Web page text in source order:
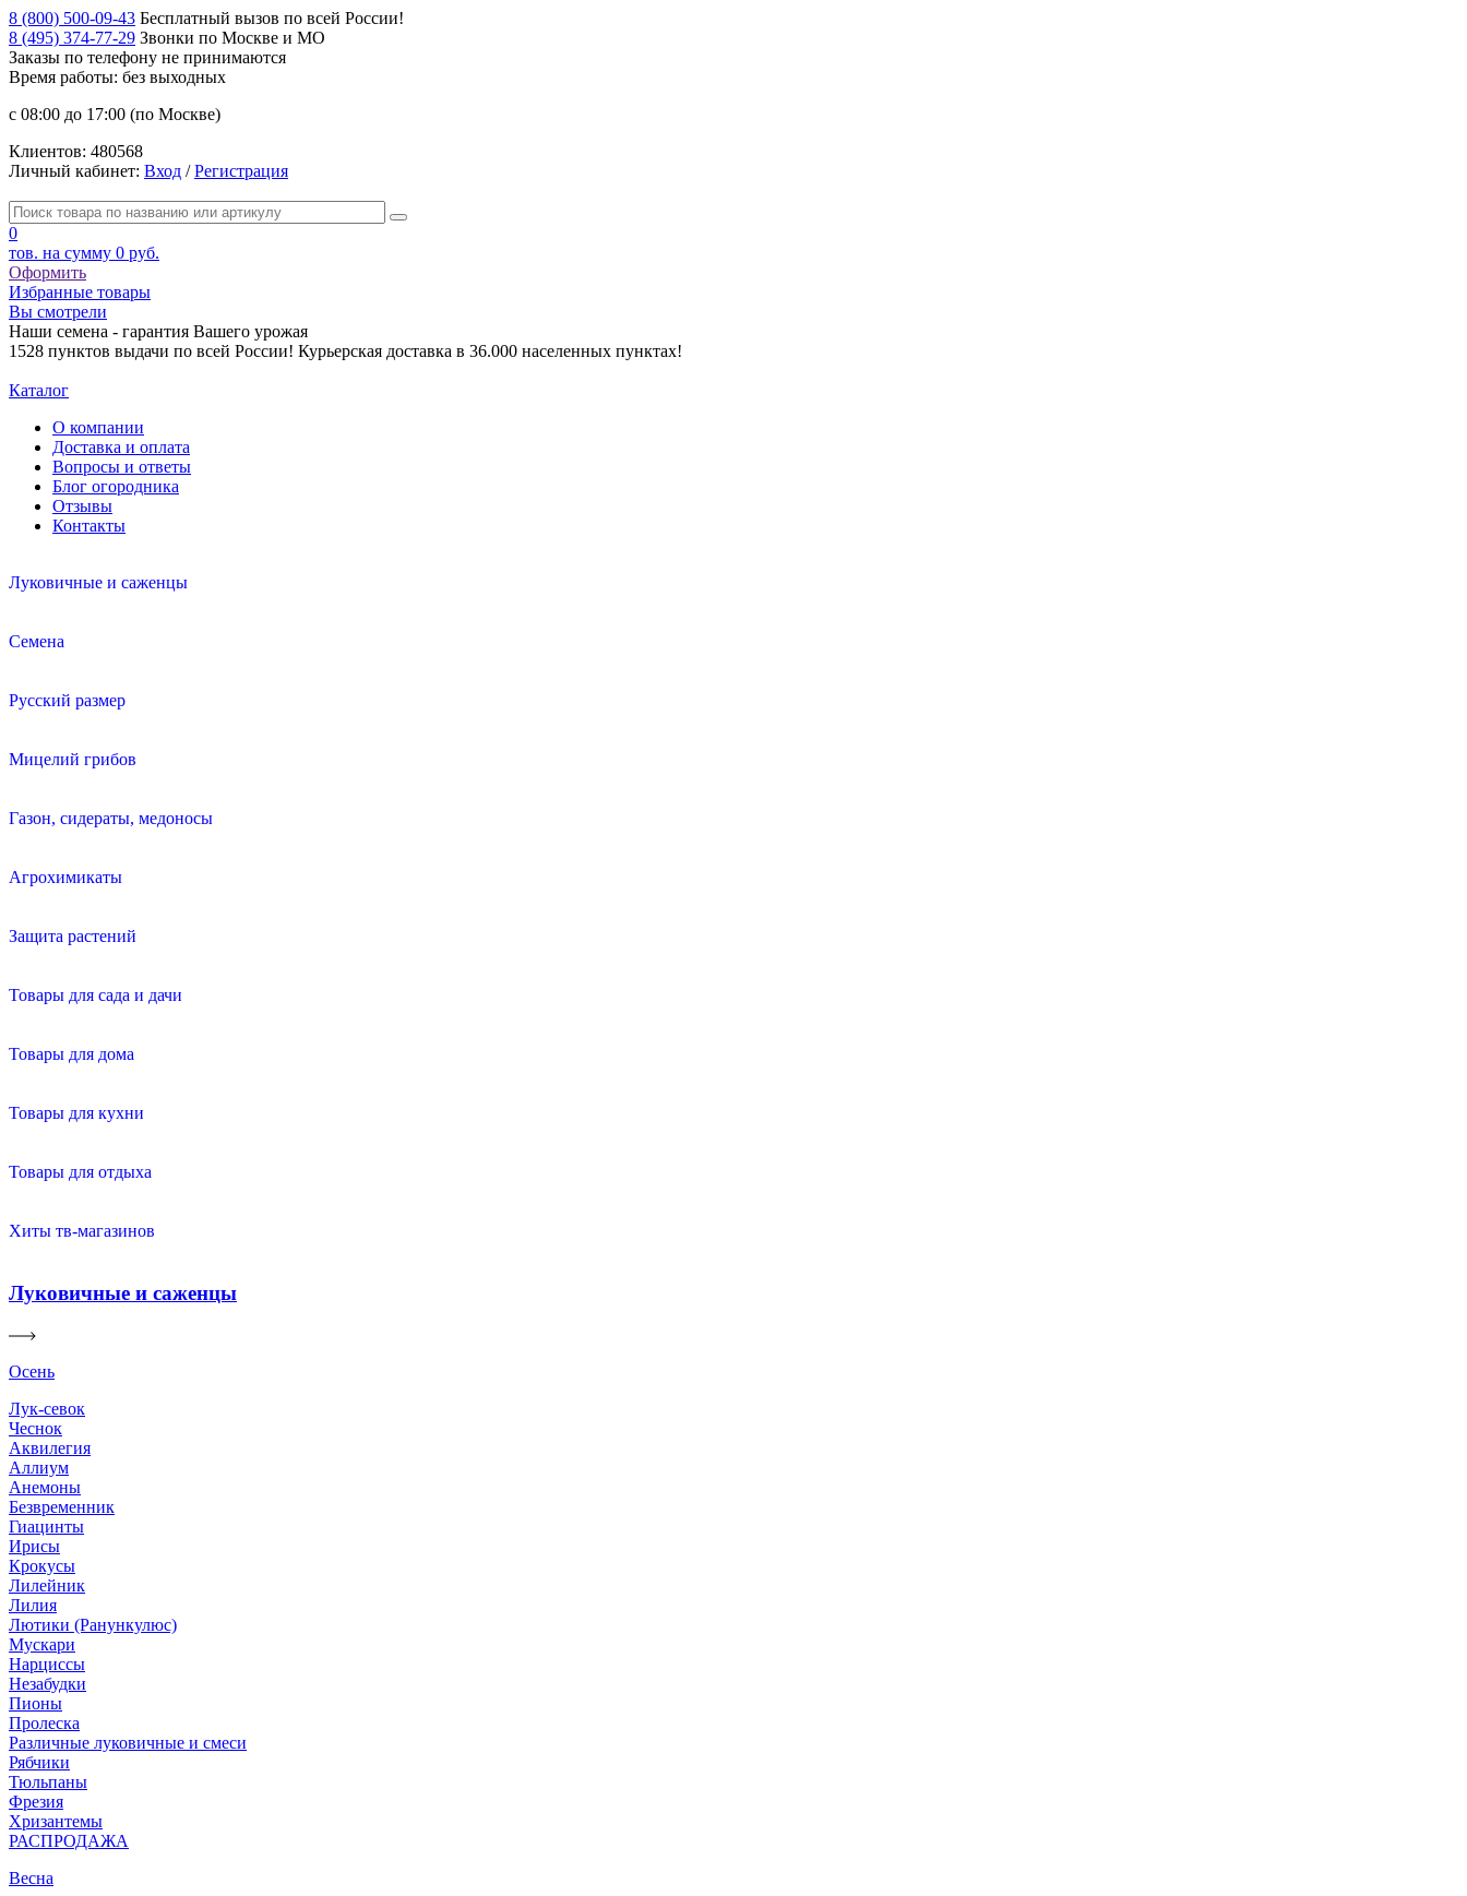
8 (800) 500-09-43 Бесплатный вызов по всей России!
8 (495) 374-77-29 Звонки по Москве и МО
Заказы по телефону не принимаются
Время работы: без выходных
с 08:00 до 17:00 (по Москве)
Клиентов: 480568
Личный кабинет: Вход /Регистрация
0
тов. на сумму 0 руб.
Оформить
Избранные товары
Вы смотрели
Наши семена - гарантия Вашего урожая
1528 пунктов выдачи по всей России! Курьерская доставка в 36.000 населенных пунктах!
Каталог
О компании
Доставка и оплата
Вопросы и ответы
Блог огородника
Отзывы
Контакты
Луковичные и саженцы
Семена
Русский размер
Мицелий грибов
Газон, сидераты, медоносы
Агрохимикаты
Защита растений
Товары для сада и дачи
Товары для дома
Товары для кухни
Товары для отдыха
Хиты тв-магазинов
Луковичные и саженцы
Осень
Лук-севок
Чеснок
Аквилегия
Аллиум
Анемоны
Безвременник
Гиацинты
Ирисы
Крокусы
Лилейник
Лилия
Лютики (Ранункулюс)
Мускари
Нарцисcы
Незабудки
Пионы
Пролеска
Различные луковичные и смеси
Рябчики
Тюльпаны
Фрезия
Хризантемы
РАСПРОДАЖА
Весна